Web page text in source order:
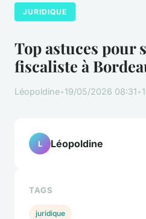
JURIDIQUE
Top astuces pour
fiscaliste à
Léopoldine•19/05/2026 08:31•
L Léopoldine
TAGS
juridique